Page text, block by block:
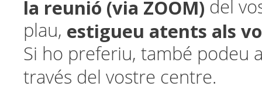
la reunió (via ZOOM) del
plau, estigueu atents als
Si ho preferiu, també podeu
través del vostre centre.